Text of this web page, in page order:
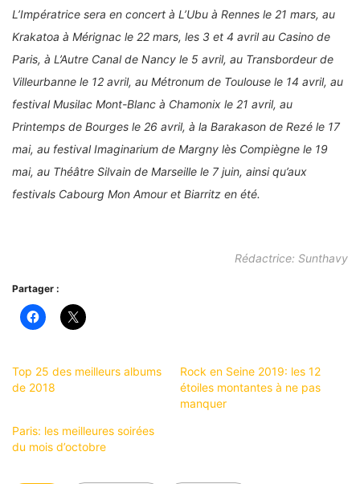
L’Impératrice sera en concert à L’Ubu à Rennes le 21 mars, au
Krakatoa à Mérignac le 22 mars, les 3 et 4 avril au Casino de
Paris, à L’Autre Canal de Nancy le 5 avril, au Transbordeur de
Villeurbanne le 12 avril, au Métronum de Toulouse le 14 avril, au
festival Musilac Mont-Blanc à Chamonix le 21 avril, au
Printemps de Bourges le 26 avril, à la Barakason de Rezé le 17
mai, au festival Imaginarium de Margny lès Compiègne le 19
mai, au Théâtre Silvain de Marseille le 7 juin, ainsi qu’aux
festivals Cabourg Mon Amour et Biarritz en été.
Rédactrice: Sunthavy
Partager :
Top 25 des meilleurs albums
de 2018
Rock en Seine 2019: les 12
étoiles montantes à ne pas
manquer
Paris: les meilleures soirées
du mois d’octobre